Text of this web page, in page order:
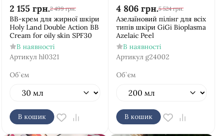
2 155 грн.2 499 грн.
BB-крем для жирної шкіри
Holy Land Double Action BB
Cream for oily skin SPF30
В наявності
Артикул hl0321
Об`єм
В кошик
4 806 грн.5 524 грн.
Азелаїновий пілінг для всіх
типів шкіри GiGi Bioplasma
Azelaic Peel
В наявності
Артикул g24002
Об`єм
В кошик